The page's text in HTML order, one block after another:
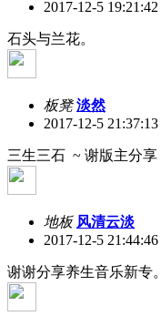
2017-12-5 19:21:42
石头与兰花。
板凳 淡然
2017-12-5 21:37:13
三生三石 ~ 谢版主分享
地板 风清云淡
2017-12-5 21:44:46
谢谢分享养生音乐新专。